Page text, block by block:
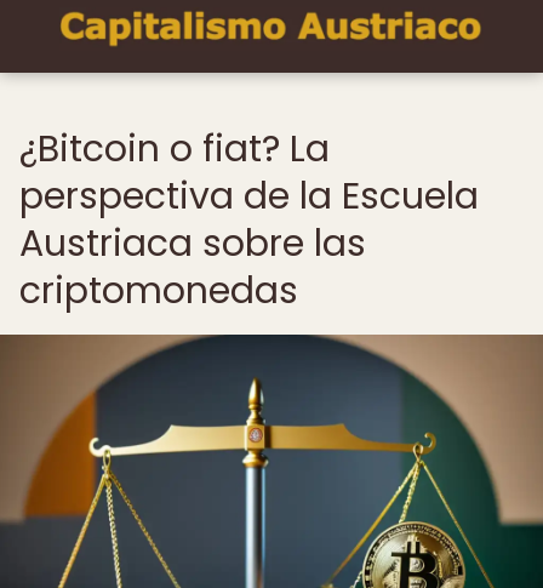
¿Bitcoin o fiat? La
perspectiva de la Escuela
Austriaca sobre las
criptomonedas